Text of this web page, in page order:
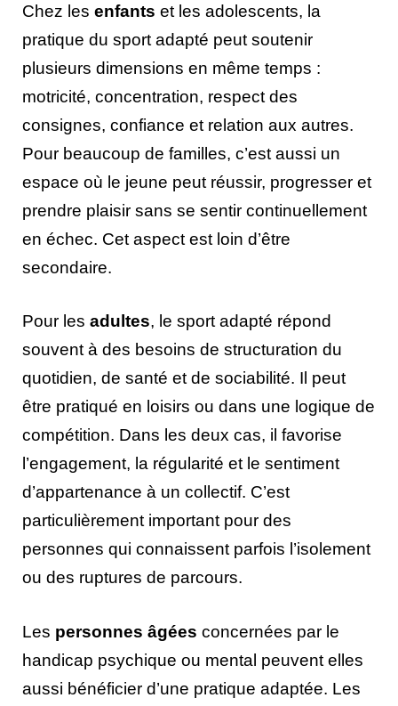
Chez les enfants et les adolescents, la
pratique du sport adapté peut soutenir
plusieurs dimensions en même temps :
motricité, concentration, respect des
consignes, confiance et relation aux autres.
Pour beaucoup de familles, c’est aussi un
espace où le jeune peut réussir, progresser et
prendre plaisir sans se sentir continuellement
en échec. Cet aspect est loin d’être
secondaire.
Pour les adultes, le sport adapté répond
souvent à des besoins de structuration du
quotidien, de santé et de sociabilité. Il peut
être pratiqué en loisirs ou dans une logique de
compétition. Dans les deux cas, il favorise
l’engagement, la régularité et le sentiment
d’appartenance à un collectif. C’est
particulièrement important pour des
personnes qui connaissent parfois l’isolement
ou des ruptures de parcours.
Les personnes âgées concernées par le
handicap psychique ou mental peuvent elles
aussi bénéficier d’une pratique adaptée. Les